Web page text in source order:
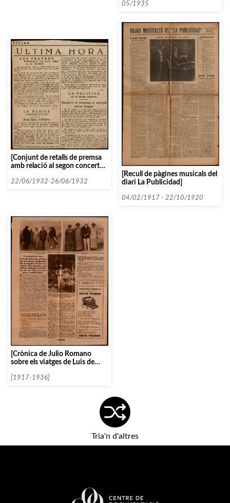
05/1935
[Conjunt de retalls de premsa
amb relació al segon concert
22/06/1932-26/06/1932
[Recull de pàgines musicals del
diari La Publicidad]
04/02/1917 - 22/10/1920
[Crònica de Julio Romano
sobre els viatges de Luis de
[1917-1936]
Tria'n d'altres